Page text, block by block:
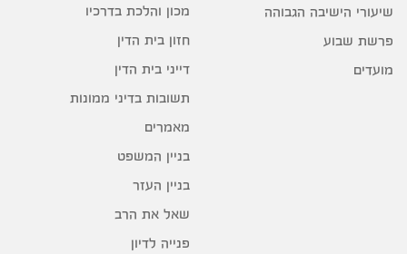
שיעורי הישיבה הגבוהה
פרשת שבוע
מועדים
מכון והלכת בדרכיו
חזון בית הדין
דייני בית הדין
תשובות בדיני ממונות
מאמרים
בניין המשפט
בניין העזר
שאל את הרב
פנייה לדיון